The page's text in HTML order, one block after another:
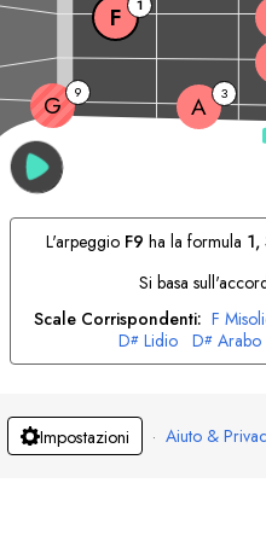
G 9 A 3
F 1
L'arpeggio F9 ha la formula 1,
Si basa
Scale Corrispondenti: F
D# Lidio D# Arabo
Impostazioni · Aiuto &